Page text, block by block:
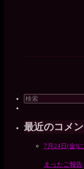
検
象:
最近のコメン
7月24日(金)
まったご報告